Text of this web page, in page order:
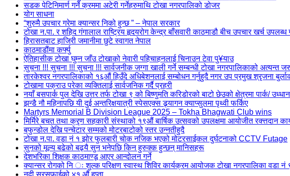
सडक पेटिनिमार्ण गर्ने क्रममा अटेरी गर्नेहरुमाथि टोखा नगरपालिको डोजर
योग साधना
“शुरुमै उपचार गरेमा क्यान्सर निको हुन्छ ” – नेपाल सरकार
टोखा न.पा. र शहिद गंगालाल राष्ट्रिय हृदयरोग केन्द्र बाँसवारी काठमाडौ बीच उपचार खर्च
हिरासतबाट हाजिरी जमानीमा छुटे स्वागत नेपाल
काठमाडौंमा कर्फ्यु
ऐतिहासीक टोखा घुम्न जाँउ टोखाको नेवारी पहिचाहनलाई चिनाउन टेवा पु¥याउ
सुचना !!! सुचना !!! सुचना !!! सार्वजनीक जग्गा खाली गर्ने सम्बन्धी टोखा नगरपालिकाको अत्यन्त
तारकेश्वर नगरपालिकाको १६औं हिउँदे अधिबेशनलाई सम्बोधन गर्नुहुदै नगर उप प्रमुख श्रृजना
टोखामा पक्राउ परेका व्यक्तिलाई सार्वजनिक गर्दै प्रहरी
नयाँ बसपार्क पुल देखि उत्तर तर्फ टोखा ९ को बिष्णुमति करिडोरको बाटो छेउको क्षेत्रमा पार्क/
झन्डै नौ महिनापछि यी दुई अन्तरिक्षयात्री स्पेसएक्स ड्र्यागन क्याप्सुलमा पृथ्वी फर्किए
Martyrs Memorial B Division League 2025 – Tokha Bhagwati Club wins
मिर्मिरे बचत तथा क्रृण सहकारी संस्थाको १९औं बार्षिक उत्सवको उपलक्षमा आयोजीत रक्त्तदान
बफुन्डोल देखि पन्चेटार सम्मको मोटरबाटोको स्तर उन्नतीहुदै
टोखा न.पा. वडा नं १ झोर फुलबारी चोक नजिक भएको मोटरसाईकल दुर्घटनाको CCTV Futage
सुनको मूल्य बढेको बढ्यै सुन भनेपछि किन हुरुक्क हुन्छन् मानिसहरू
देशभरिका शिक्षक काठमाण्डू आएर आन्दोलन गर्ने
क्यान्सर रोगको नि ः शुल्क परिक्षण स्वास्थ शिविर कार्यक्रम आयोजक टोखा नगरपालिका वडा नं
नदी सरसफाईको ४१ औं हप्ता